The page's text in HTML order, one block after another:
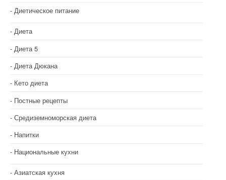
Диетическое питание
Диета
Диета 5
Диета Дюкана
Кето диета
Постные рецепты
Средиземноморская диета
Напитки
Национальные кухни
Азиатская кухня